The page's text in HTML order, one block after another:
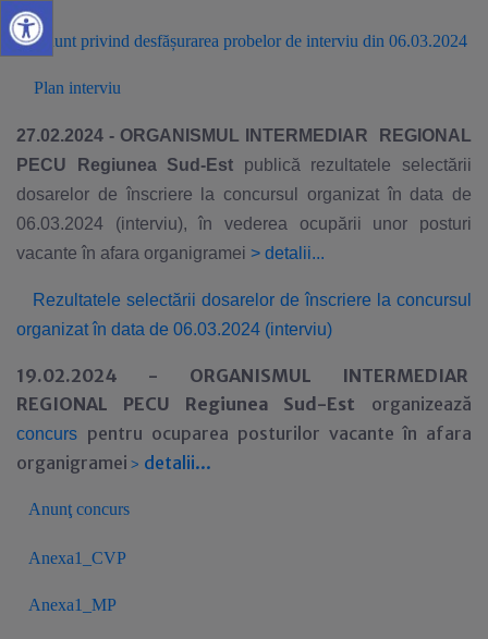
Anunt privind desfășurarea probelor de interviu din 06.03.2024
Plan interviu
27.02.2024 - ORGANISMUL INTERMEDIAR REGIONAL
PECU Regiunea Sud-Est publică rezultatele selectării
dosarelor de înscriere la concursul organizat în data de
06.03.2024 (interviu), în vederea ocupării unor posturi
vacante în afara organigramei > detalii...
Rezultatele selectării dosarelor de înscriere la concursul
organizat în data de 06.03.2024 (interviu)
19.02.2024 - ORGANISMUL INTERMEDIAR
REGIONAL PECU Regiunea Sud-Est
organizează
concurs pentru ocuparea posturilor vacante în afara
organigramei > detalii...
Anunţ concurs
Anexa1_CVP
Anexa1_MP